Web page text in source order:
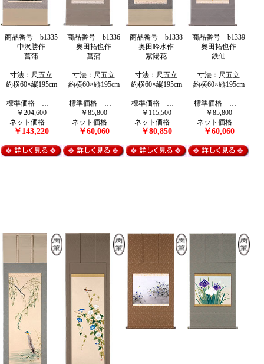
商品番号 b1335
中沢勝作
菖蒲
寸法：尺五立
約横60×縦195cm
標準価格 …
￥204,600
ネット価格 …
￥143,220
商品番号 b1336
奥田拓也作
菖蒲
寸法：尺五立
約横60×縦195cm
標準価格 …
￥85,800
ネット価格 …
￥60,060
商品番号 b1338
奥田吟水作
紫陽花
寸法：尺五立
約横60×縦195cm
標準価格 …
￥115,500
ネット価格 …
￥80,850
商品番号 b1339
奥田拓也作
鉄仙
寸法：尺五立
約横60×縦195cm
標準価格 …
￥85,800
ネット価格 …
￥60,060